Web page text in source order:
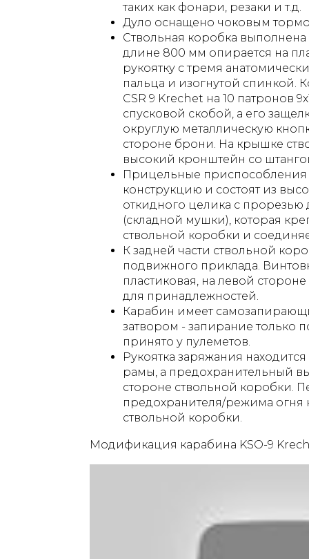
таких как фонари, резаки и т.д.
Дуло оснащено чоковым
Ствольная коробка
длине 800 мм опирается на
рукоятку с тремя
пальца и изогнутой спинкой.
CSR 9 Krechet на 10 патронов
спусковой скобой, а его
округлую металлическую
стороне брони. На крышке
высокий кронштейн со
Прицельные
конструкцию и состоят из
откидного целика с
(складной мушки), которая
ствольной коробки и
К задней части ствольной
подвижного приклада.
пластиковая, на левой
для принадлежностей.
Карабин имеет
затвором - запирание только
принято у пулеметов.
Рукоятка заряжания
рамы, а предохранительный
стороне ствольной коробки.
предохранителя/режима огня
ствольной коробки.
Модификация карабина KSO-9